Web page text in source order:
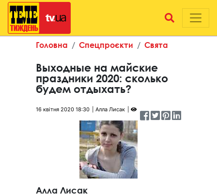
Головна Спецпроєкти Свята
Выходные на майские
праздники 2020: сколько
будем отдыхать?
16 квітня 2020 18:30 Алла Лисак
Алла Лисак